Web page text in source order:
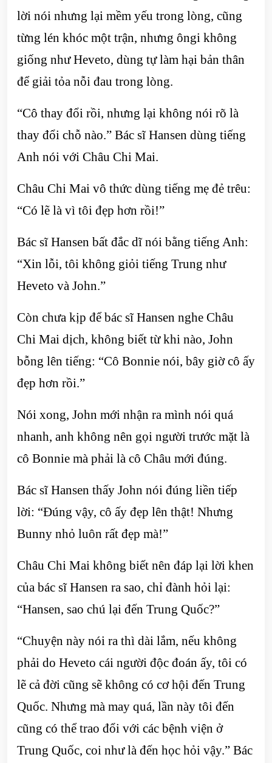
lời nói nhưng lại mềm yếu trong lòng, cũng
từng lén khóc một trận, nhưng ôngi không
giống như Heveto, dùng tự làm hại bản thân
để giải tỏa nỗi đau trong lòng.
“Cô thay đổi rồi, nhưng lại không nói rõ là
thay đổi chỗ nào.” Bác sĩ Hansen dùng tiếng
Anh nói với Châu Chi Mai.
Châu Chi Mai vô thức dùng tiếng mẹ đẻ trêu:
“Có lẽ là vì tôi đẹp hơn rồi!”
Bác sĩ Hansen bất đắc dĩ nói bằng tiếng Anh:
“Xin lỗi, tôi không giỏi tiếng Trung như
Heveto và John.”
Còn chưa kịp để bác sĩ Hansen nghe Châu
Chi Mai dịch, không biết từ khi nào, John
bỗng lên tiếng: “Cô Bonnie nói, bây giờ cô ấy
đẹp hơn rồi.”
Nói xong, John mới nhận ra mình nói quá
nhanh, anh không nên gọi người trước mặt là
cô Bonnie mà phải là cô Châu mới đúng.
Bác sĩ Hansen thấy John nói đúng liền tiếp
lời: “Đúng vậy, cô ấy đẹp lên thật! Nhưng
Bunny nhỏ luôn rất đẹp mà!”
Châu Chi Mai không biết nên đáp lại lời khen
của bác sĩ Hansen ra sao, chỉ đành hỏi lại:
“Hansen, sao chú lại đến Trung Quốc?”
“Chuyện này nói ra thì dài lắm, nếu không
phải do Heveto cái người độc đoán ấy, tôi có
lẽ cả đời cũng sẽ không có cơ hội đến Trung
Quốc. Nhưng mà may quá, lần này tôi đến
cũng có thể trao đổi với các bệnh viện ở
Trung Quốc, coi như là đến học hỏi vậy.” Bác